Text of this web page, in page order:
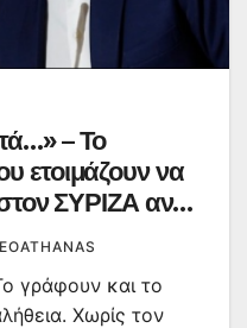
– Το
ετοιμάζουν να
στον ΣΥΡΙΖΑ αν…
γράφουν και το
Χωρίς τον